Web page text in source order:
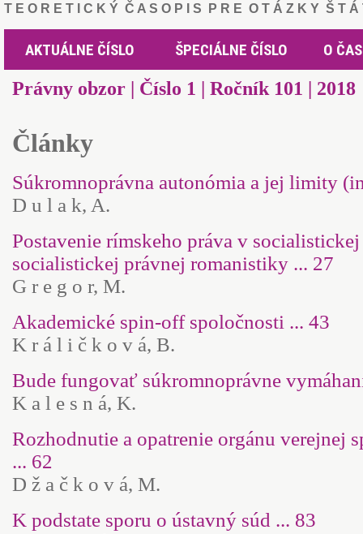
T E O R E T I C K Ý Č A S O P I S P R E O T Á Z K Y Š T
AKTUÁLNE ČÍSLO ŠPECIÁLNE ČÍSLO O
Právny obzor | Číslo 1 | Ročník 101 | 2018
Články
Súkromnoprávna autonómia a jej limity
D u l a k, A.
Postavenie rímskeho práva v
socialistickej právnej romanistiky ... 27
G r e g o r, M.
Akademické spin-off spoločnosti ... 43
K r á l i č k o v á, B.
Bude fungovať súkromnoprávne
K a l e s n á, K.
Rozhodnutie a opatrenie orgánu verejnej
... 62
D ž a č k o v á, M.
K podstate sporu o ústavný súd ... 83